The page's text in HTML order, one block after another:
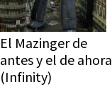
El Mazinger de
antes y el de ahora
(Infinity)